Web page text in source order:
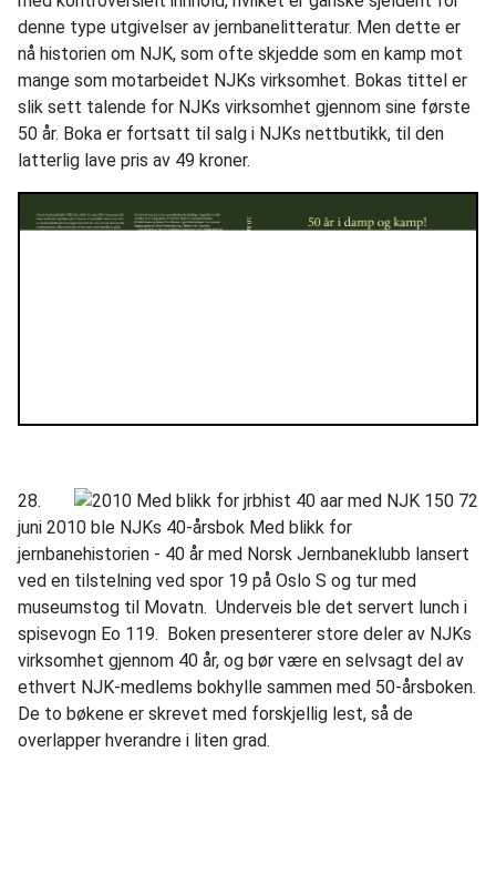
denne type utgivelser av jernbanelitteratur. Men dette er
nå historien om NJK, som ofte skjedde som en kamp mot
mange som motarbeidet NJKs virksomhet. Bokas tittel er
slik sett talende for NJKs virksomhet gjennom sine første
50 år. Boka er fortsatt til salg i NJKs nettbutikk, til den
latterlig lave pris av 49 kroner.
28.
juni 2010 ble NJKs 40-årsbok Med blikk for
jernbanehistorien - 40 år med Norsk Jernbaneklubb lansert
ved en tilstelning ved spor 19 på Oslo S og tur med
museumstog til Movatn. Underveis ble det servert lunch i
spisevogn Eo 119. Boken presenterer store deler av NJKs
virksomhet gjennom 40 år, og bør være en selvsagt del av
ethvert NJK-medlems bokhylle sammen med 50-årsboken.
De to bøkene er skrevet med forskjellig lest, så de
overlapper hverandre i liten grad.